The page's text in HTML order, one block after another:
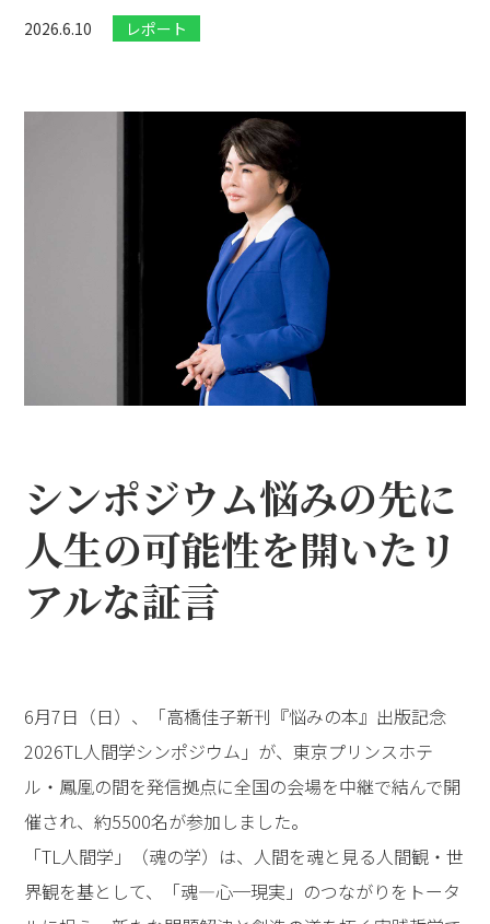
2026.6.10 レポート
シンポジウム――悩みの先に
人生の可能性を開いたリ
アルな証言
6月7日（日）、「高橋佳子新刊『悩みの本』出版記念
2026TL人間学シンポジウム」が、東京プリンスホテ
ル・鳳凰の間を発信拠点に全国の会場を中継で結んで開
催され、約5500名が参加しました。
「TL人間学」（魂の学）は、人間を魂と見る人間観・世
界観を基として、「魂―心─現実」のつながりをトータ